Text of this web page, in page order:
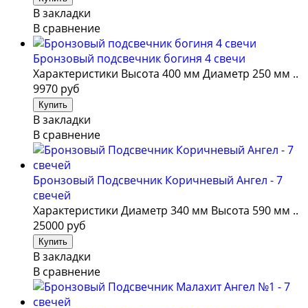
В закладки
В сравнение
Бронзовый подсвечник богиня 4 свечи
Характеристики Высота 400 мм Диаметр 250 мм ..
9970 руб
В закладки
В сравнение
Бронзовый Подсвечник Коричневый Ангел - 7
свечей
Характеристики Диаметр 340 мм Высота 590 мм ..
25000 руб
В закладки
В сравнение